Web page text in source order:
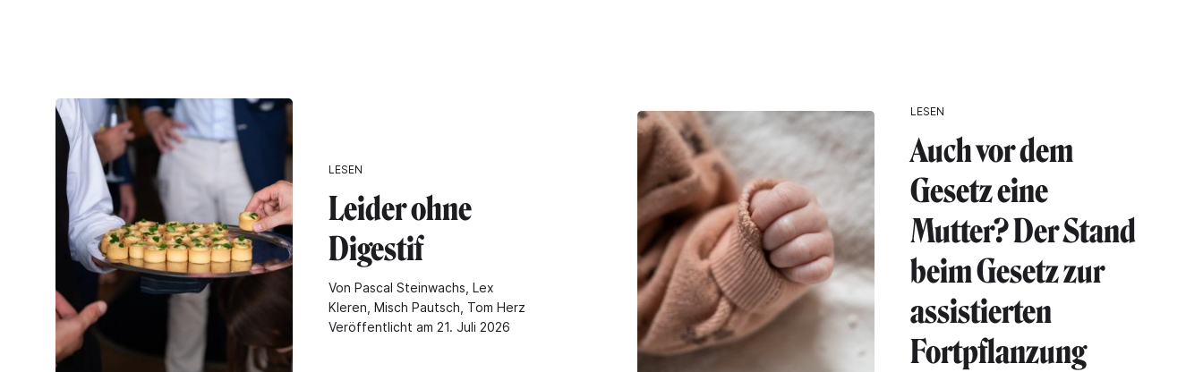
LESEN
Leider ohne
Digestif
Von Pascal Steinwachs, Lex
Kleren, Misch Pautsch, Tom Herz
Veröffentlicht am 21. Juli 2026
LESEN
Auch vor dem
Gesetz eine
Mutter? Der Stand
beim Gesetz zur
assistierten
Fortpflanzung